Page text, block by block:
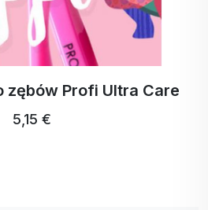
zębów Profi Ultra Care
5,15 €